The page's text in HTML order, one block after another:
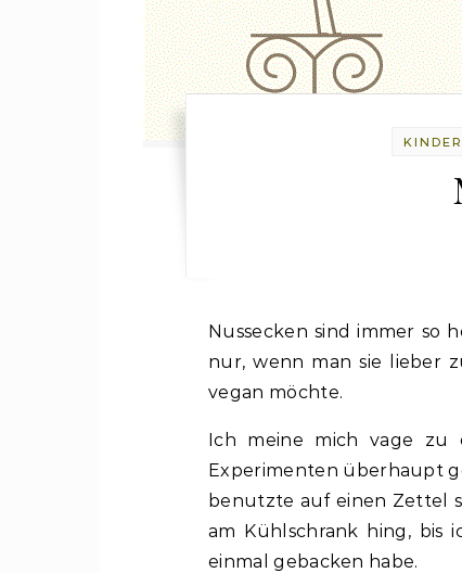
Nussecken sind immer so herrlich knackig und süß – ein reiner Genuss. Blöd
nur, wenn man sie lieber
vegan möchte.
Ich meine mich vage zu
Experimenten überhaupt
benutzte auf einen Zettel
am Kühlschrank hing, bis
einmal gebacken habe.